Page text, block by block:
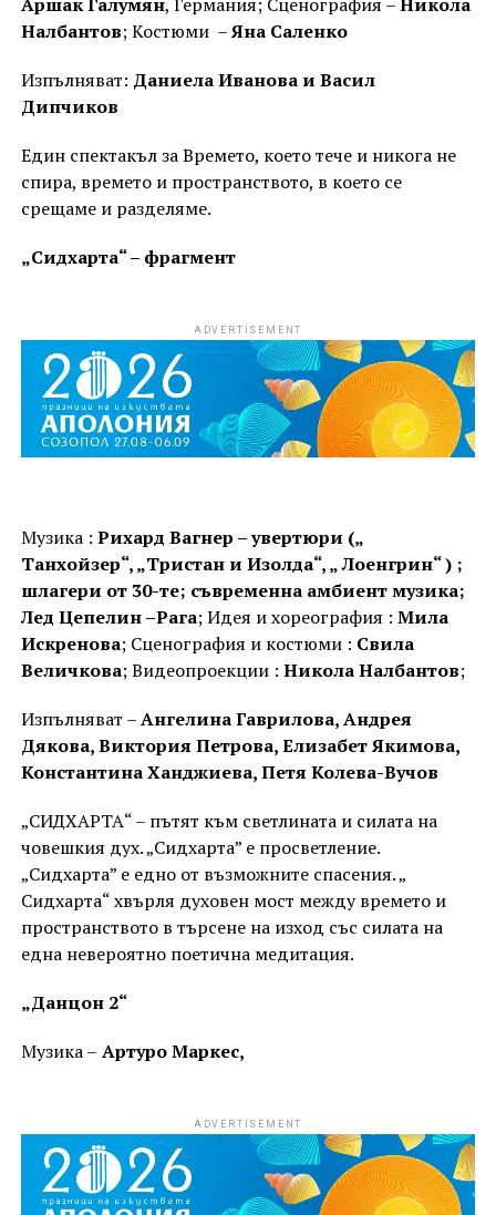
Налбантов; Костюми –Яна Саленко
Изпълняват: Даниела Иванова и Васил
Дипчиков
Един спектакъл за Времето, което тече и никога не
спира, времето и пространството, в което се
срещаме и разделяме.
„Сидхарта“ – фрагмент
ADVERTISEMENT
Музика : Рихард Вагнер – увертюри („
Танхойзер“, „Тристан и Изолда“, „ Лоенгрин“ ) ;
шлагери от 30-те; съвременна амбиент музика;
Лед Цепелин –Рага; Идея и хореография : Мила
Искренова; Сценография и костюми : Свила
Величкова; Видеопроекции : Никола Налбантов;
Изпълняват –Ангелина Гаврилова, Андрея
Дякова, Виктория Петрова, Елизабет Якимова,
Константина Ханджиева, Петя Колева-Вучов
„СИДХАРТА“ – пътят към светлината и силата на
човешкия дух. „Сидхарта” е просветление.
„Сидхарта” е едно от възможните спасения. „
Сидхарта“ хвърля духовен мост между времето и
пространството в търсене на изход със силата на
една невероятно поетична медитация.
„Данцон 2“
Музика – Артуро Маркес,
ADVERTISEMENT